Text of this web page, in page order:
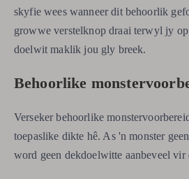
skyfie wees wanneer dit behoorlik
growwe verstelknop draai terwyl jy
doelwit maklik jou gly breek.
Behoorlike
Verseker behoorlike
toepaslike dikte hê. As 'n monster
word geen dekdoelwitte aanbeveel vir